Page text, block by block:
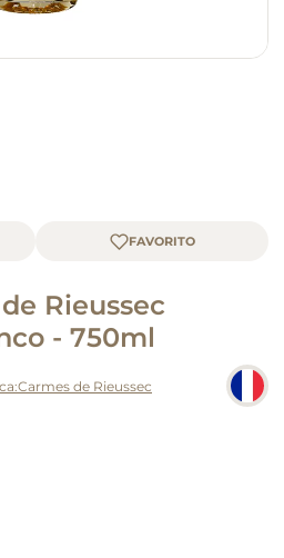
Rieussec
- 750ml
Carmes de Rieussec